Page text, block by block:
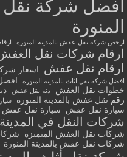
أفضل شركة نقل
المنورة
ارخص شركة نقل عفش بالمدينة المنورة
ارقام شركات نقل العفش
ارقام نقل عفش اسعار
افضل شركة نقل اثاث بالمدينة المنورة
خطوات نقل العفش
دنه نقل عفش
رقم نقل عفش بالمدينة المنورة
سيارة نقل عفش سيارة نقل عفش
شركات النقل في المدينة
شركات نقل العفش المتميزة
شركات نقل عفش بالمدينة المنورة